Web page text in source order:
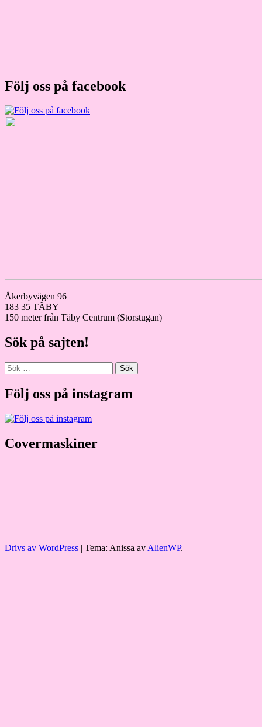
Följ oss på facebook
Åkerbyvägen 96
183 35 TÄBY
150 meter från Täby Centrum (Storstugan)
Sök på sajten!
Sök
efter:
Följ oss på instagram
Covermaskiner
Drivs av WordPress | Tema: Anissa av AlienWP.